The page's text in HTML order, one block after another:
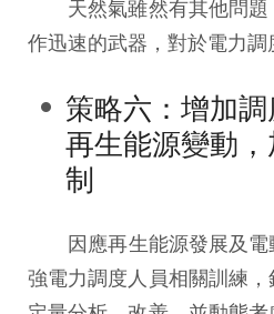
天然氣雖然有其他問題
作迅速的武器，對於電力調
策略六：增加
再生能源變動
制
因應再生能源發展及電
強電力調度人員相關訓練